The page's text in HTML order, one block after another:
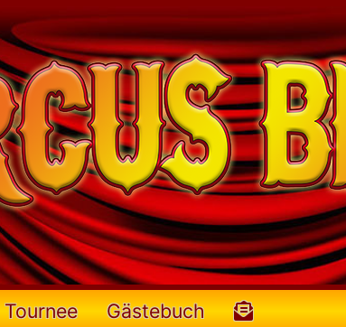
Tournee Gästebuch